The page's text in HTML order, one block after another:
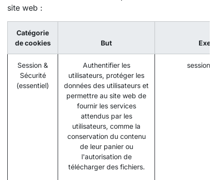
site web :
Catégorie
de cookies
But
Session &
Sécurité
(essentiel)
Authentifier les
utilisateurs, protéger les
données des utilisateurs et
permettre au site web de
fournir les services
attendus par les
utilisateurs, comme la
conservation du contenu
de leur panier ou
l'autorisation de
télécharger des fichiers.